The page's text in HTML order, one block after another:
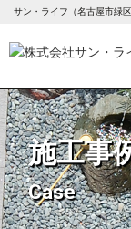
サン・ライフ（名古屋市緑
施工事
Case